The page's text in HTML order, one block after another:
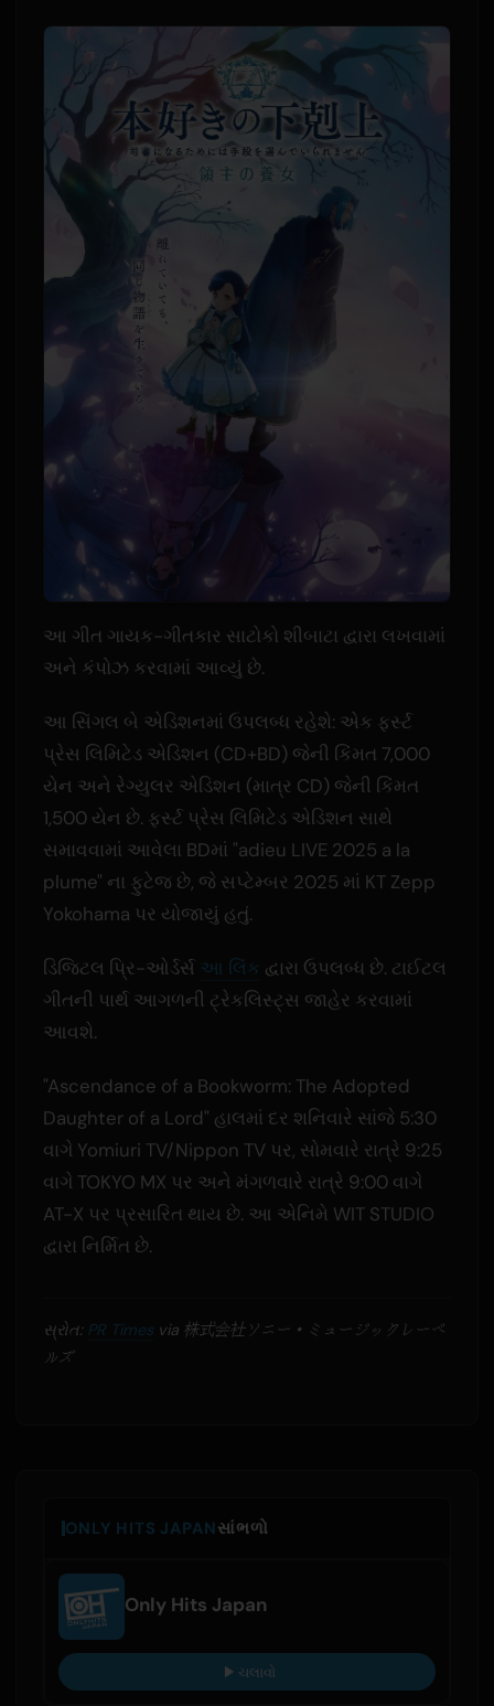
આ ગીત ગાયક-ગીતકાર સાટોકો શીબાટા દ્વારા લખવામાં
અને કંપોઝ કરવામાં આવ્યું છે.
આ સિંગલ બે એડિશનમાં ઉપલબ્ધ રહેશે: એક ફર્સ્ટ
પ્રેસ લિમિટેડ એડિશન (CD+BD) જેની કિંમત 7,000
યેન અને રેગ્યુલર એડિશન (માત્ર CD) જેની કિંમત
1,500 યેન છે. ફર્સ્ટ પ્રેસ લિમિટેડ એડિશન સાથે
સમાવવામાં આવેલા BDમાં "adieu LIVE 2025 a la
plume" ના ફુટેજ છે, જે સપ્ટેમ્બર 2025 માં KT Zepp
Yokohama પર યોજાયું હતું.
ડિજિટલ પ્રિ-ઓર્ડર્સ આ લિંક દ્વારા ઉપલબ્ધ છે. ટાઈટલ
ગીતની પાર્થ આગળની ટ્રેકલિસ્ટ્સ જાહેર કરવામાં
આવશે.
"Ascendance of a Bookworm: The Adopted
Daughter of a Lord" હાલમાં દર શનિવારે સાંજે 5:30
વાગે Yomiuri TV/Nippon TV પર, સોમવારે રાત્રે 9:25
વાગે TOKYO MX પર અને મંગળવારે રાત્રે 9:00 વાગે
AT-X પર પ્રસારિત થાય છે. આ એનિમે WIT STUDIO
દ્વારા નિર્મિત છે.
સ્રોત: PR Timesvia 株式会社ソニー・ミュージックレーベ
ルズ
ONLY HITS JAPANસાંભળો
Only Hits Japan
ચલાવો